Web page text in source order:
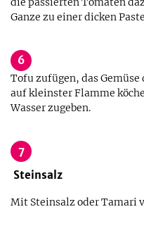
Ganze zu einer dicken
6
Tofu zufügen, das Gemüse
auf kleinster Flamme
Wasser zugeben.
7
Steinsalz
Mit Steinsalz oder Tamari